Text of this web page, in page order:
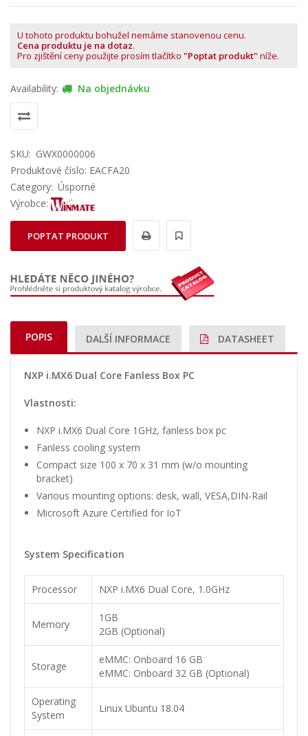
U tohoto produktu bohužel nemáme stanovenou cenu.
Cena produktu je na dotaz.
Pro zjištění ceny použijte prosím tlačítko "Poptat produkt" níže.
Availability: Na objednávku
SKU: GWX0000006
Produktové číslo: EACFA20
Category: Úsporné
Výrobce:
POPTAT PRODUKT
POPIS DALŠÍ INFORMACE DATASHEET
NXP i.MX6 Dual Core Fanless Box PC
Vlastnosti:
NXP i.MX6 Dual Core 1GHz, fanless box pc
Fanless cooling system
Compact size 100 x 70 x 31 mm (w/o mounting
bracket)
Various mounting options: desk, wall, VESA,DIN-Rail
Microsoft Azure Certified for IoT
System Specification
Processor NXP i.MX6 Dual Core, 1.0GHz
Memory
1GB
2GB (Optional)
Storage
eMMC: Onboard 16 GB
eMMC: Onboard 32 GB (Optional)
Operating
System
Linux Ubuntu 18.04